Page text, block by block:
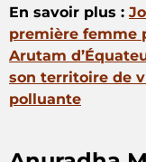
En savoir plus :
première femme
Arutam d’
son territoire de
polluante